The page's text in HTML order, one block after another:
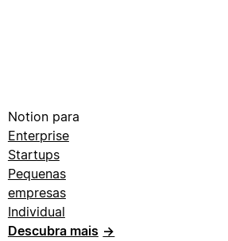
Notion para
Enterprise
Startups
Pequenas
empresas
Individual
Descubra mais →